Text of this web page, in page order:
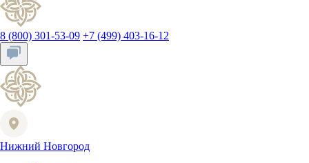
8 (800) 301-53-09 +7 (499) 403-16-12
Нижний Новгород